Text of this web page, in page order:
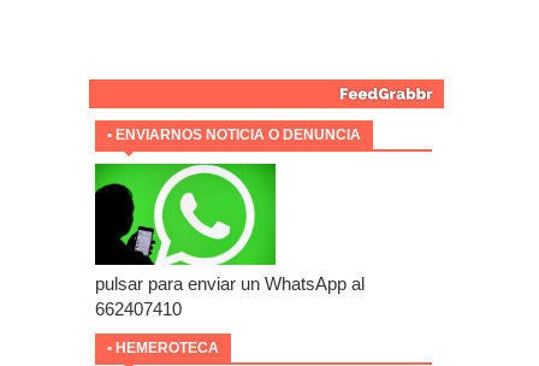
• ENVIARNOS NOTICIA O DENUNCIA
pulsar para enviar un WhatsApp al
662407410
• HEMEROTECA